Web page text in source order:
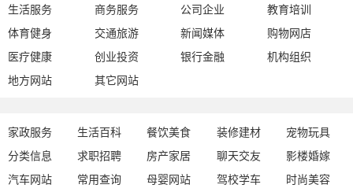
生活服务
商务服务 公司企业
教育培训
体育健身
交通旅游 新闻媒体
购物网店
医疗健康
创业投资 银行金融
机构组织
地方网站
其它网站
家政服务 生活百科 餐饮美食 装修建材
宠物玩具
分类信息
求职招聘 房产家居 聊天交友
影楼婚嫁
汽车网站
常用查询 母婴网站 驾校学车
时尚美容